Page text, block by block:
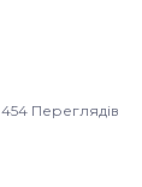
454 Переглядів